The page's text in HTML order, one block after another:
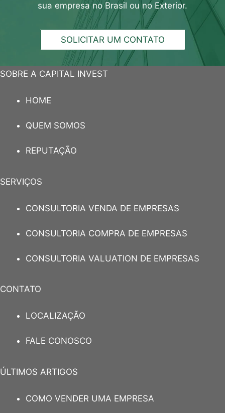
sua empresano Brasil ou no Exterior.
SOLICITAR UM CONTATO
SOBRE A CAPITAL INVEST
HOME
QUEM SOMOS
REPUTAÇÃO
SERVIÇOS
CONSULTORIA VENDA DE EMPRESAS
CONSULTORIA COMPRA DE EMPRESAS
CONSULTORIA VALUATION DE EMPRESAS
CONTATO
LOCALIZAÇÃO
FALE CONOSCO
ÚLTIMOS ARTIGOS
COMO VENDER UMA EMPRESA